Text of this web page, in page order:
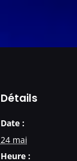
Détails
Date :
24 mai
Heure :